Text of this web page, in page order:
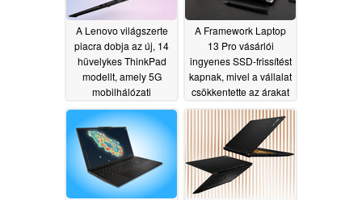
A Lenovo világszerte
piacra dobja az új, 14
hüvelykes ThinkPad
modellt, amely 5G
mobilhálózati
kapcsolattal és 64 GB
RAM-mal rendelkezik
06/28/2026
A Framework Laptop
13 Pro vásárlói
ingyenes SSD-frissítést
kapnak, mivel a vállalat
csökkentette az árakat
06/27/2026